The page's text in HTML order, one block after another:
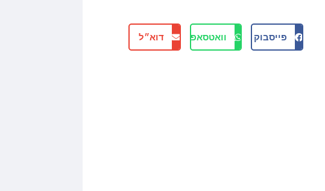
פייסבוק וואטסאפ דוא״ל